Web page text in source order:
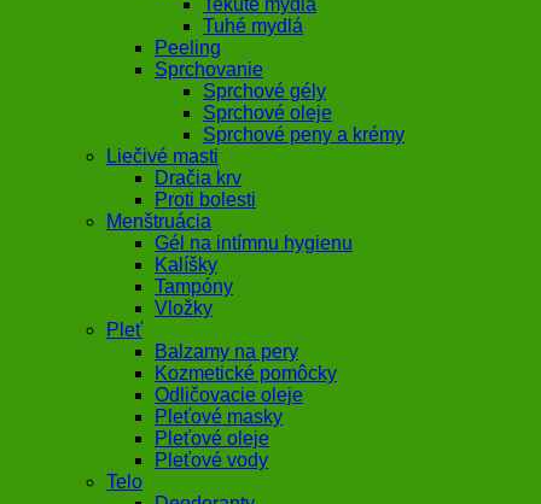
Tekuté mydlá
Tuhé mydlá
Peeling
Sprchovanie
Sprchové gély
Sprchové oleje
Sprchové peny a krémy
Liečivé masti
Dračia krv
Proti bolesti
Menštruácia
Gél na intímnu hygienu
Kalíšky
Tampóny
Vložky
Pleť
Balzamy na pery
Kozmetické pomôcky
Odličovacie oleje
Pleťové masky
Pleťové oleje
Pleťové vody
Telo